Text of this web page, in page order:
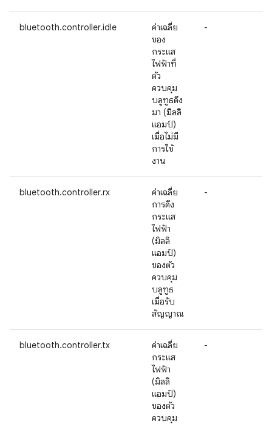
bluetooth.controller.idle
ค่าเฉลี่ย
ของ
กระแส
ไฟฟ้าที่
ตัว
ควบคุม
บลูทูธดึง
มา (มิลลิ
แอมป์)
เมื่อไม่มี
การใช้
งาน
-
bluetooth.controller.rx
ค่าเฉลี่ย
การดึง
กระแส
ไฟฟ้า
(มิลลิ
แอมป์)
ของตัว
ควบคุม
บลูทูธ
เมื่อรับ
สัญญาณ
-
bluetooth.controller.tx
ค่าเฉลี่ย
กระแส
ไฟฟ้า
(มิลลิ
แอมป์)
ของตัว
ควบคุม
-